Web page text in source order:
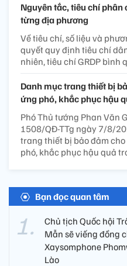
Nguyên tắc, tiêu chí
từng địa phương
Về tiêu chí, số liệu và
quyết quy định tiêu chí
nhiên, tiêu chí GRDP bình
Danh mục trang thiết bị
ứng phó, khắc phục hậu
Phó Thủ tướng Phan Văn
1508/QĐ-TTg ngày 7/8/
trang thiết bị bảo đảm
phó, khắc phục hậu quả
Bạn đọc quan tâm
Chủ tịch Quốc hội
Mẫn sẽ viếng đồng
Xaysomphone
Lào